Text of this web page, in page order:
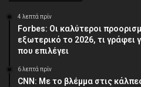
4 λεπτά πρίν
Forbes: Οι καλύτεροι
εξωτερικό το 2026, τι γράφει
που επιλέγει
6 λεπτά πρίν
CNN: Με το βλέμμα στις